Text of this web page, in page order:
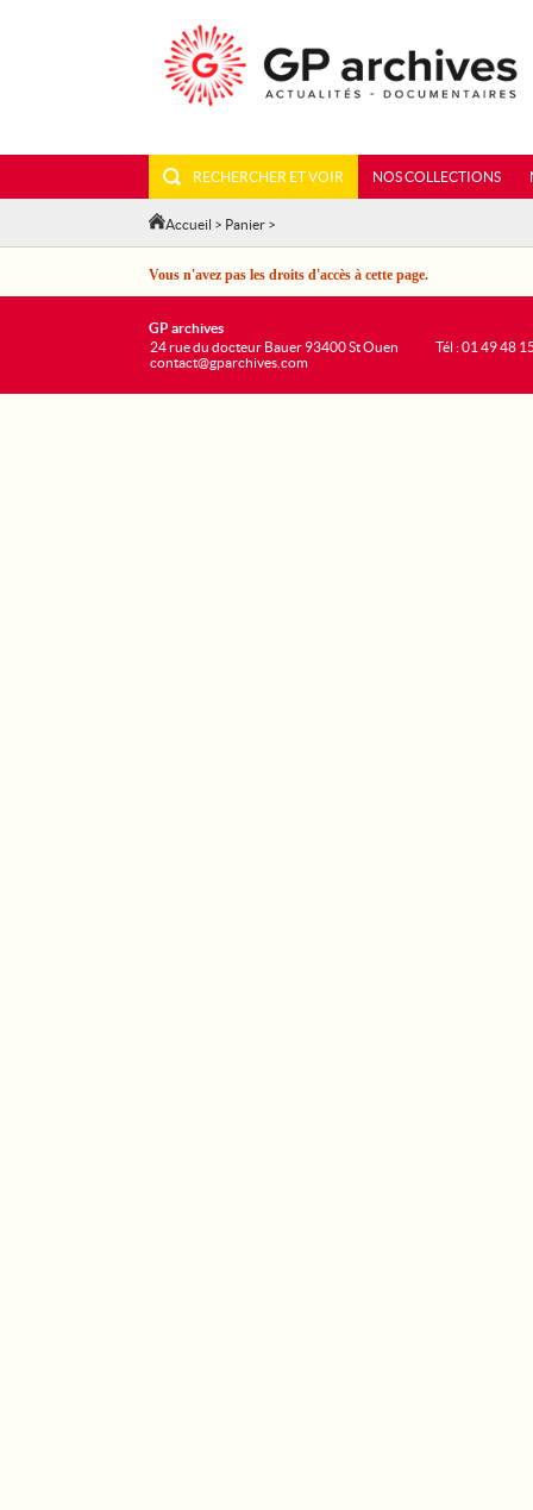
RECHERCHER ET VOIR NOS COLLECTIONS
Accueil > Panier >
Vous n'avez pas les droits d'accès à cette page.
GP archives
24 rue du docteur Bauer 93400 St Ouen
contact@gparchives.com
Tél : 01 49 48